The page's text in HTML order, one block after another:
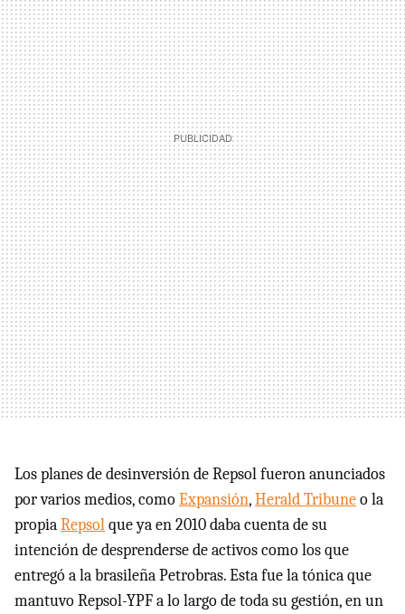
Los planes de desinversión de Repsol fueron anunciados
por varios medios, comoExpansión,Herald Tribuneo la
propiaRepsolque ya en 2010 daba cuenta de su
intención de desprenderse de activos como los que
entregó a la brasileña Petrobras. Esta fue la tónica que
mantuvo Repsol-YPFa lo largo de toda su gestión, en un